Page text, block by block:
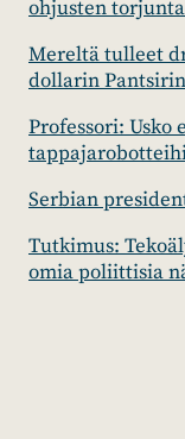
ohjusten
Mereltä tulleet
dollarin
Professori:
Serbian
Tutkimus:
omia poliittisia